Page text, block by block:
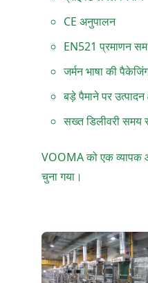
CE अनुपालन
EN521 प्रमाणन
जर्मन भाषा की
बड़े पैमाने पर उत्पादन
सख्त डिलीवरी समय
VOOMA को एक व्यापक
चुना गया।